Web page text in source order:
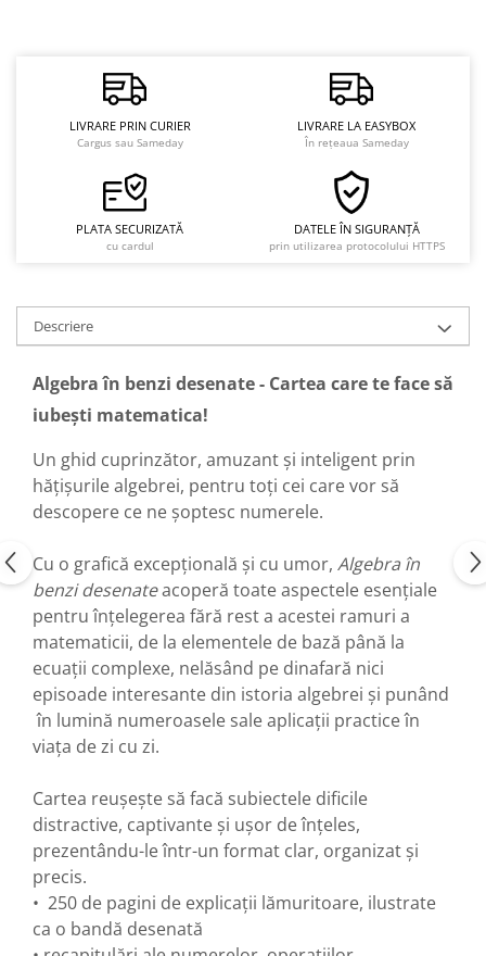
LIVRARE PRIN CURIER
Cargus sau Sameday
LIVRARE LA EASYBOX
În rețeaua Sameday
PLATA SECURIZATĂ
cu cardul
DATELE ÎN SIGURANȚĂ
prin utilizarea protocolului HTTPS
Descriere
Algebra în benzi desenate - Cartea care te face să
iubești matematica!
Un ghid cuprinzător, amuzant și inteligent prin
hăţișurile algebrei, pentru toţi cei care vor să
descopere ce ne șoptesc numerele.
Cu o grafică excepțională și cu umor, Algebra în
benzi desenateacoperă toate aspectele esențiale
pentru înțelegerea fără rest a acestei ramuri a
matematicii, de la elementele de bază până la
ecuații complexe, nelăsând pe dinafară nici
episoade interesante din istoria algebrei și punând
în lumină numeroasele sale aplicații practice în
viața de zi cu zi.
Cartea reușește să facă subiectele dificile
distractive, captivante și ușor de înțeles,
prezentându-le într-un format clar, organizat și
precis.
• 250 de pagini de explicații lămuritoare, ilustrate
ca o bandă desenată